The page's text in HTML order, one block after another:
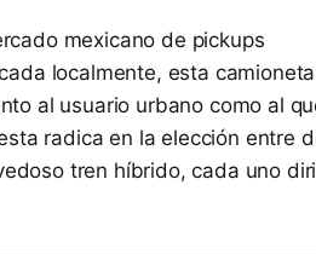
mexicano de pickups
localmente, esta camioneta
al usuario urbano como al
radica en la elección entre
tren híbrido, cada uno